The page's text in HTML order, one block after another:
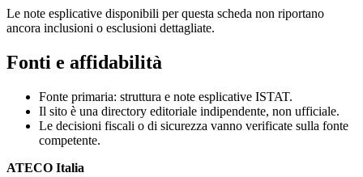
Le note esplicative disponibili per questa scheda non riportano
ancora inclusioni o esclusioni dettagliate.
Fonti e affidabilità
Fonte primaria: struttura e note esplicative ISTAT.
Il sito è una directory editoriale indipendente, non ufficiale.
Le decisioni fiscali o di sicurezza vanno verificate sulla fonte
competente.
ATECO Italia